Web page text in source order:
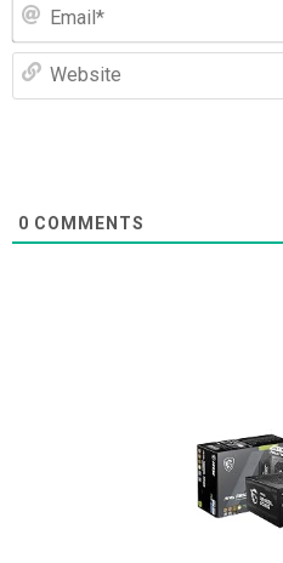
0 COMMENTS